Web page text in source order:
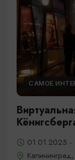
САМОЕ
01.01.2025 -